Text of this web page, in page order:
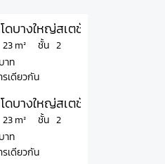
บางใหญ่สเตชั่น เฟส 2
าท
ชั้น
23 m² 2
รเดียวกัน
บางใหญ่สเตชั่น เฟส 2
าท
ชั้น
23 m² 2
รเดียวกัน